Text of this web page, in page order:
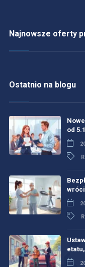
Najnowsze oferty
Ostatnio na blogu
od